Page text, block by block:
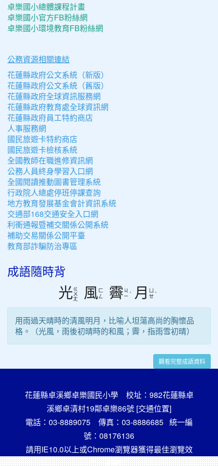
卓樂國小總體課程計畫
卓樂國小官方FB粉絲網
卓樂國小環境教育FB粉絲網
公務資源相關連結
花蓮縣政府公文系統（新版）
花蓮縣政府公文系統（舊版）
花蓮縣政府全球資訊服務網
花蓮縣政府教育處全球資訊網
花蓮縣政府員工特約商店
人事服務網
國民旅遊卡特約商店
國民旅遊卡檢核系統
全國教師在職進修資訊網
公務人員終身學習入口網
全國閱讀推動圖書管理系統
行政院人總處停班停課查詢
地方教育發展基金會計資訊系統
交通部168交通安全入口網
利衝通報暨補交關係公開系統
補助交易關係公開平臺
教育部詐騙防治專區
成語隨時背
光ㄍ
ㄨ
ㄤ
風ㄈ
ㄥ
霽 ㄐ
ㄧ ˋ 月
ㄝ ˋ
用雨過天晴時的清風明月，比喻人坦蕩高尚的胸懷品
格。（光風，雨後初晴時的和風；霽，指雨雪初晴）
觀看完整成語資料
花蓮縣卓溪鄉卓樂國民小學 校址：982花蓮縣卓
溪鄉卓清村19鄰卓樂86號 [交通位置]
電話：03-8889075 傳真：03-8886685 統一編
號：08176136
請用IE10.0以上或Chrome瀏覽器獲得最佳瀏覽效
果，謝謝！